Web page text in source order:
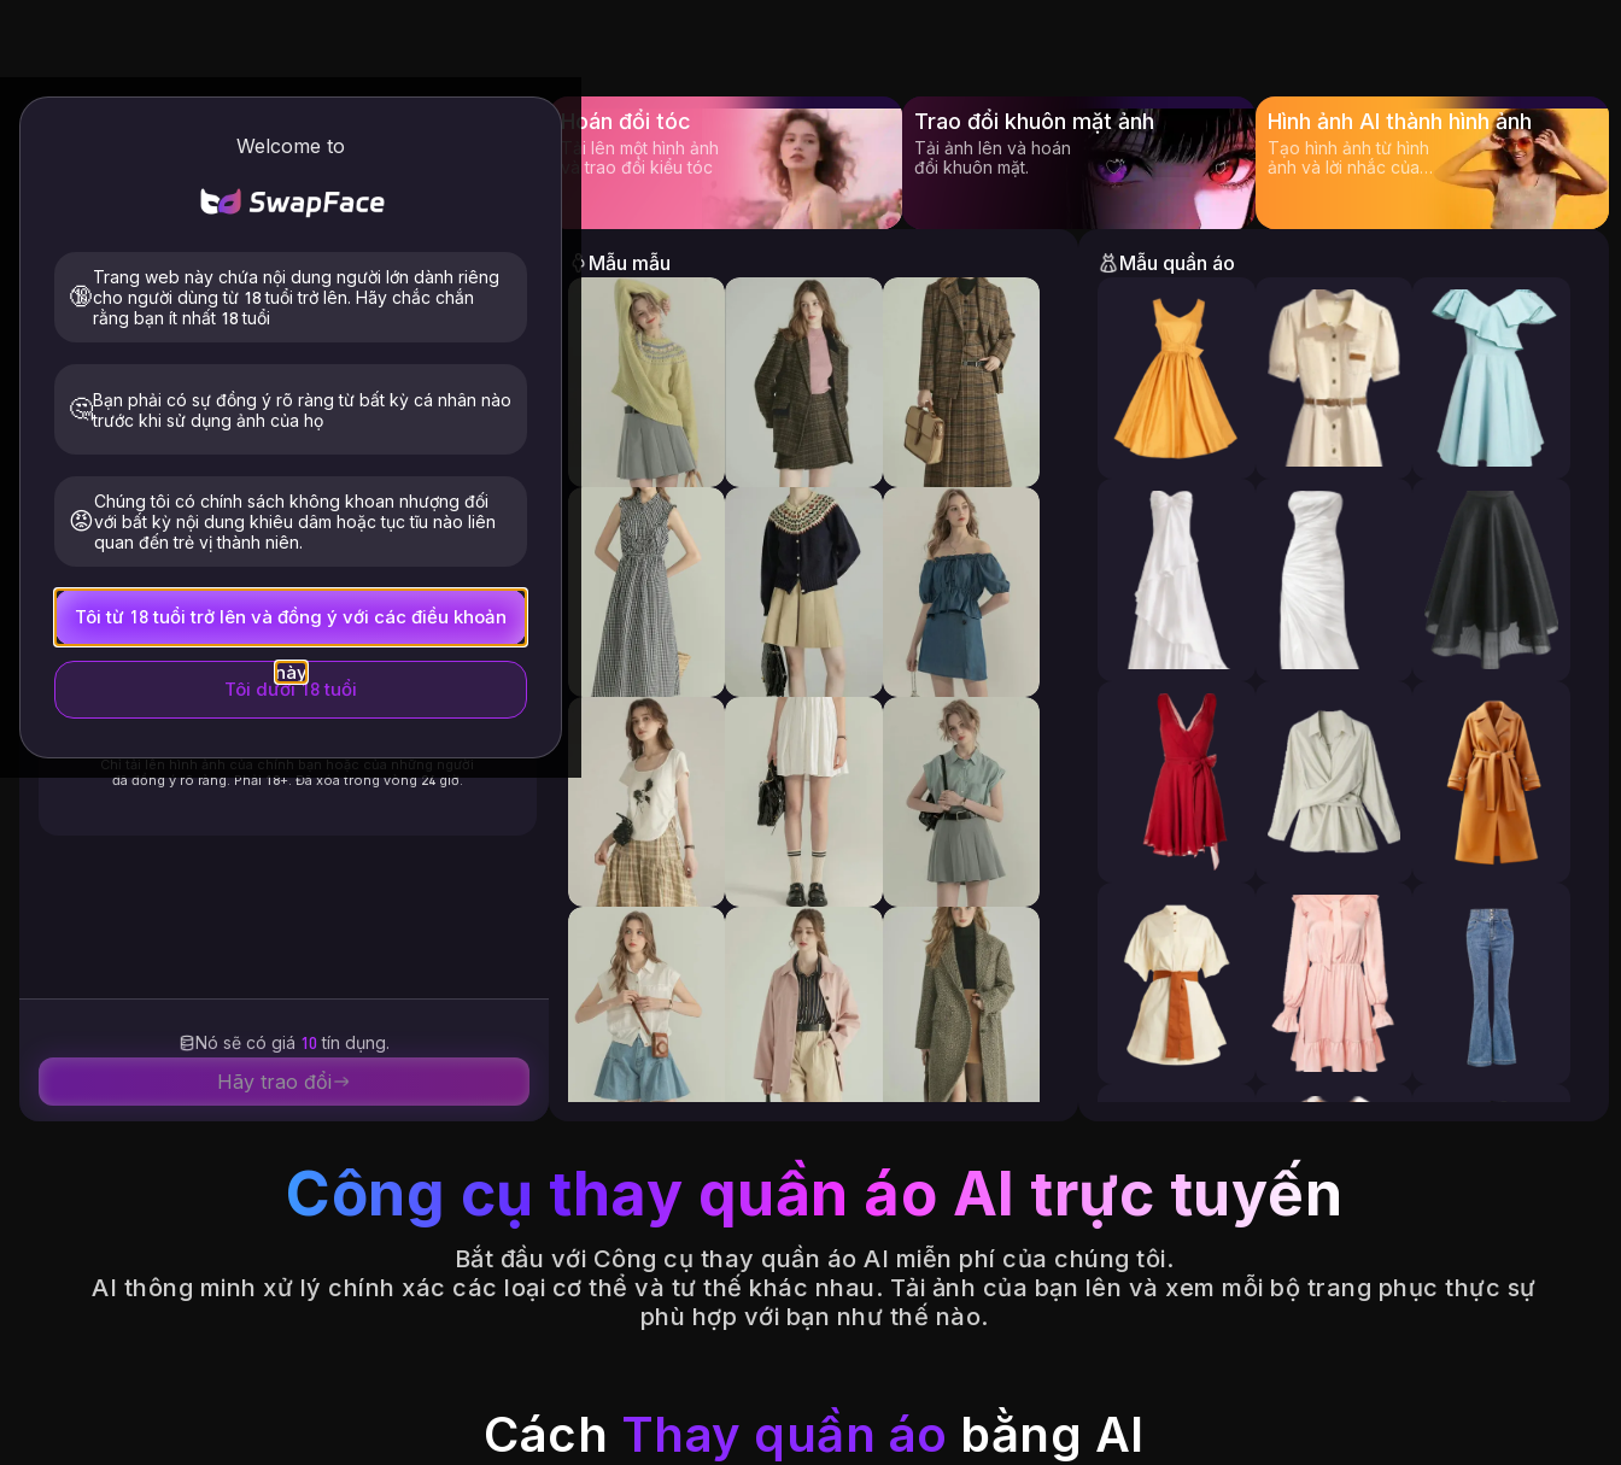
Welcome to
🔞
Trang web này chứa nội dung người lớn dành riêng
cho người dùng từ 18 tuổi trở lên. Hãy chắc chắn
rằng bạn ít nhất 18 tuổi
🤔Bạn phải có sự đồng ý rõ ràng từ bất kỳ cá nhân nào
trước khi sử dụng ảnh của họ
😡
Chúng tôi có chính sách không khoan nhượng đối
với bất kỳ nội dung khiêu dâm hoặc tục tĩu nào liên
quan đến trẻ vị thành niên.
Tôi từ 18 tuổi trở lên và đồng ý với các điều khoản
này
Tôi dưới 18 tuổi
Nhấn vào đây để tải lên một hình ảnh
hoặc chọn mẫu
Tải lên quần áo
Nhấn vào đây để tải lên một hình ảnh
Chỉ tải lên hình ảnh của chính bạn hoặc của những người
đã đồng ý rõ ràng. Phải 18+. Đã xóa trong vòng 24 giờ.
Nó sẽ có giá 10tín dụng.
Hãy trao đổi
Hoán đổi tóc
Tải lên một hình ảnh
và trao đổi kiểu tóc
Trao đổi khuôn mặt ảnh
Tải ảnh lên và hoán
đổi khuôn mặt.
Hình ảnh AI thành hình ảnh
Tạo hình ảnh từ hình
ảnh và lời nhắc của
Mẫu mẫu Mẫu quần áo
Công cụ thay quần áo AI trực tuyến
Bắt đầu với Công cụ thay quần áo AI miễn phí của chúng tôi.
AI thông minh xử lý chính xác các loại cơ thể và tư thế khác nhau. Tải ảnh của bạn lên và xem mỗi bộ trang phục thực sự
phù hợp với bạn như thế nào.
Cách Thay quần áo bằng AI